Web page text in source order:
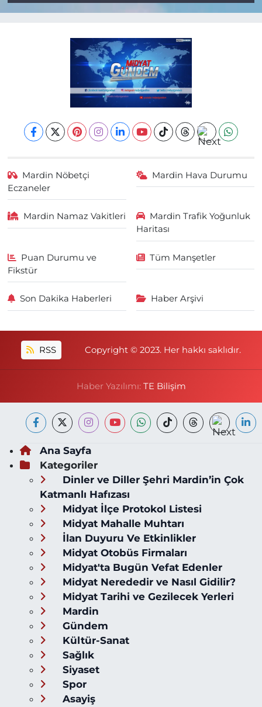
Mardin Nöbetçi
Eczaneler
Mardin Hava Durumu
Mardin Namaz Vakitleri
Mardin Trafik Yoğunluk
Haritası
Puan Durumu ve
Fikstür
Tüm Manşetler
Son Dakika Haberleri Haber Arşivi
RSS Copyright © 2023. Her hakkı saklıdır.
Haber Yazılımı: TE Bilişim
Ana Sayfa
Kategoriler
Dinler ve Diller Şehri Mardin’in Çok
Katmanlı Hafızası
Midyat İlçe Protokol Listesi
Midyat Mahalle Muhtarı
İlan Duyuru Ve Etkinlikler
Midyat Otobüs Firmaları
Midyat'ta Bugün Vefat Edenler
Midyat Nerededir ve Nasıl Gidilir?
Midyat Tarihi ve Gezilecek Yerleri
Mardin
Gündem
Kültür-Sanat
Sağlık
Siyaset
Spor
Asayiş